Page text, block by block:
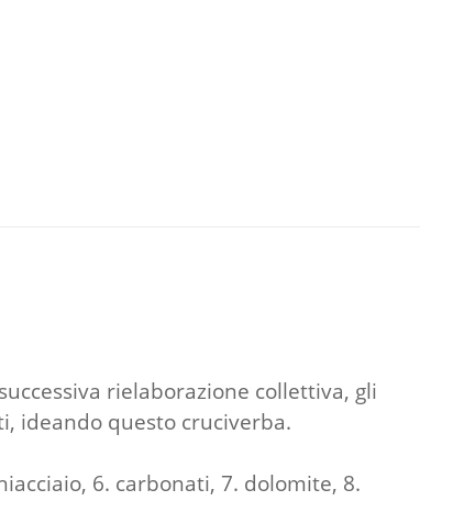
rielaborazione collettiva, gli
ideando questo cruciverba.
6. carbonati, 7. dolomite, 8.